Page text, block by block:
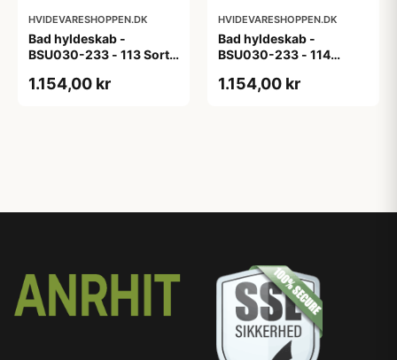
HVIDEVARESHOPPEN.DK
Bad hyldeskab -
BSU030-233 - 113 Sort
1.154,00 kr
HVIDEVARESHOPPEN.DK
Bad hyldeskab -
BSU030-233 - 114
m/eg ABS-kant
1.154,00 kr